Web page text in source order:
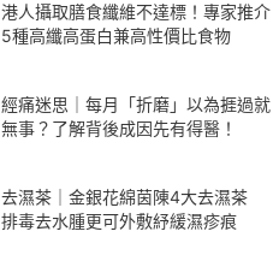
港人攝取膳食纖維不達標！專家推介
5種高纖高蛋白兼高性價比食物
經痛迷思｜每月「折磨」以為捱過就
無事？了解背後成因先有得醫！
去濕茶｜金銀花綿茵陳4大去濕茶
排毒去水腫更可外敷紓緩濕疹痕